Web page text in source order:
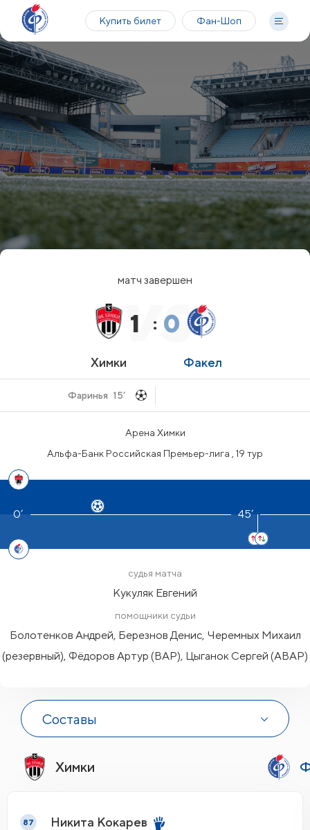
Купить билет Фан-Шоп
матч завершен
Химки
1 : 0
Факел
15’
Фаринья
Арена Химки
Альфа-Банк Российская Премьер-лига , 19 тур
45’
судья матча
Кукуляк Евгений
помощники судьи
Болотенков Андрей, Березнов Денис, Черемных Михаил
(резервный), Фёдоров Артур (ВАР), Цыганок Сергей (АВАР)
Составы
Химки
87 Никита Кокарев